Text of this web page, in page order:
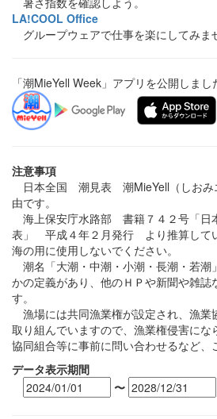
LA!COOL Office
グループウェアで仕事を楽にしてみま
「潮MieYell Week」アプリを公開しまし
注意事項
日本全国 潮見表 潮MieYell（しおみ
由です。
海上保安庁水路部 書籍７４２号「
表」 平成４年２月発行 より推算して
海の用に使用しないでください。
潮名「大潮・中潮・小潮・長潮・若潮
かの定義があり、他のＨＰや新聞や雑誌
す。
漁場には共同漁業権が設定され、漁業
取り組んでいますので、漁業権侵害にな
協同組合等に事前に問い合わせるなど、
データ表示期間
〜